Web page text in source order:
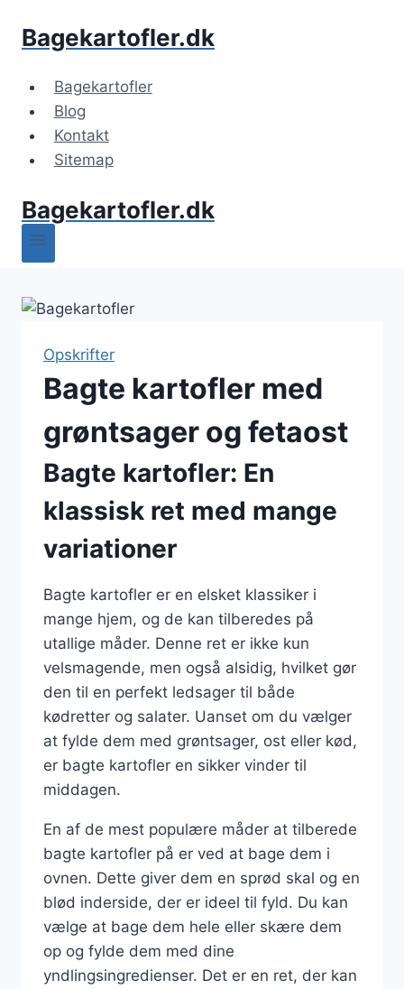
Bagekartofler.dk
Bagekartofler
Blog
Kontakt
Sitemap
Bagekartofler.dk
Opskrifter
Bagte kartofler med
grøntsager og fetaost
Bagte kartofler: En
klassisk ret med mange
variationer
Bagte kartofler er en elsket klassiker i
mange hjem, og de kan tilberedes på
utallige måder. Denne ret er ikke kun
velsmagende, men også alsidig, hvilket gør
den til en perfekt ledsager til både
kødretter og salater. Uanset om du vælger
at fylde dem med grøntsager, ost eller kød,
er bagte kartofler en sikker vinder til
middagen.
En af de mest populære måder at tilberede
bagte kartofler på er ved at bage dem i
ovnen. Dette giver dem en sprød skal og en
blød inderside, der er ideel til fyld. Du kan
vælge at bage dem hele eller skære dem
op og fylde dem med dine
yndlingsingredienser. Det er en ret, der kan